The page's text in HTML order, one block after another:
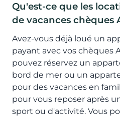
Qu'est-ce que les
de vacances chèques
Avez-vous déjà loué un
payant avec vos chèques
pouvez réservez un
bord de mer ou un
pour des vacances en
pour vous reposer après
sport ou d'activité. Vous